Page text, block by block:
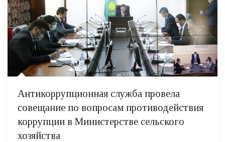
Антикоррупционная служба провела
совещание по вопросам противодействия
коррупции в Министерстве сельского
хозяйства